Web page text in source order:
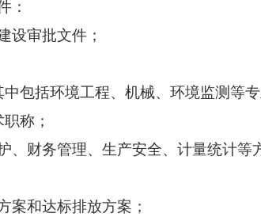
：
审批文件；
括环境工程、机械、环境监测等
称；
财务管理、生产安全、计量统计等
和达标排放方案；